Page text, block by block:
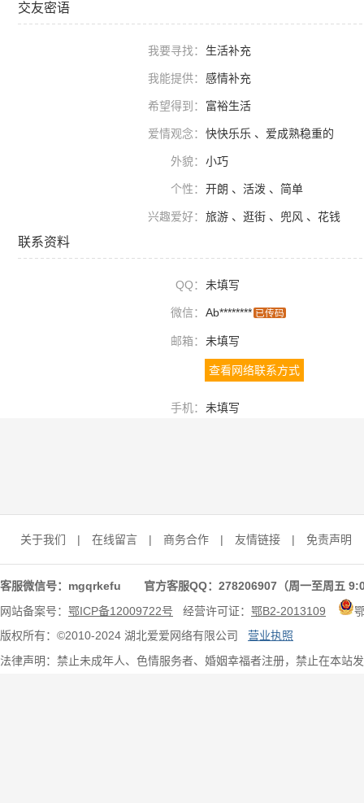
交友密语
我要寻找： 生活补充
我能提供： 感情补充
希望得到： 富裕生活
爱情观念： 快快乐乐 、爱成熟稳重的
外貌： 小巧
个性： 开朗 、活泼 、简单
兴趣爱好： 旅游 、逛街 、兜风 、花钱
联系资料
QQ： 未填写
微信： Ab******** 已传码
邮箱： 未填写
查看网络联系方式
手机： 未填写
关于我们 | 在线留言 | 商务合作 | 友情链接 | 免责声明
客服微信号：mgqrkefu 官方客服QQ：278206907（周一至周五
网站备案号： 鄂ICP备12009722号 经营许可证： 鄂B2-2013109
版权所有：©2010-2024 湖北爱爱网络有限公司 营业执照
法律声明：禁止未成年人、色情服务者、婚姻幸福者注册，禁止在本站